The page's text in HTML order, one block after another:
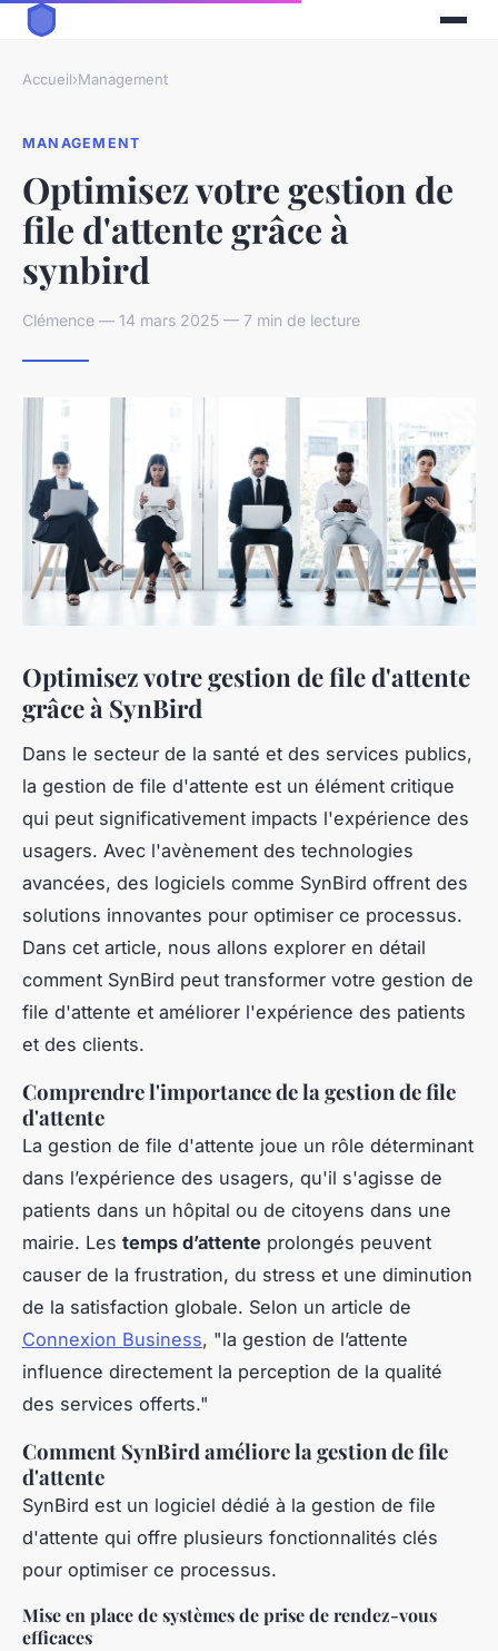
Accueil›Management
MANAGEMENT
Optimisez votre gestion de
file d'attente grâce à
synbird
Clémence — 14 mars 2025 — 7 min de lecture
Optimisez votre gestion de file d'attente
grâce à SynBird
Dans le secteur de la santé et des services publics,
la gestion de file d'attente est un élément critique
qui peut significativement impacts l'expérience des
usagers. Avec l'avènement des technologies
avancées, des logiciels comme SynBird offrent des
solutions innovantes pour optimiser ce processus.
Dans cet article, nous allons explorer en détail
comment SynBird peut transformer votre gestion de
file d'attente et améliorer l'expérience des patients
et des clients.
Comprendre l'importance de la gestion de file
d'attente
La gestion de file d'attente joue un rôle déterminant
dans l’expérience des usagers, qu'il s'agisse de
patients dans un hôpital ou de citoyens dans une
mairie. Les temps d’attente prolongés peuvent
causer de la frustration, du stress et une diminution
de la satisfaction globale. Selon un article de
Connexion Business, "la gestion de l’attente
influence directement la perception de la qualité
des services offerts."
Comment SynBird améliore la gestion de file
d'attente
SynBird est un logiciel dédié à la gestion de file
d'attente qui offre plusieurs fonctionnalités clés
pour optimiser ce processus.
Mise en place de systèmes de prise de rendez-vous
efficaces